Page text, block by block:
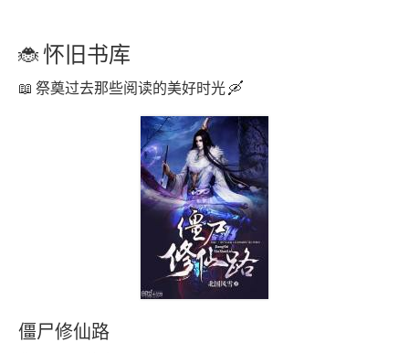
怀旧书库
祭奠过去那些阅读的美好时光
僵尸修仙路